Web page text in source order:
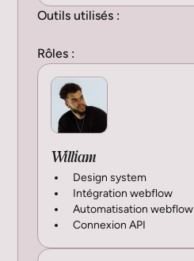
Outils utilisés :
Rôles :
William
Design system
Intégration webflow
Automatisation webflow
Connexion API